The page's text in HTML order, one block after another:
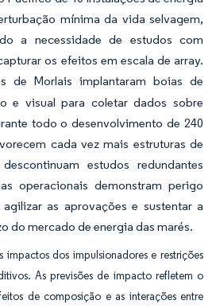
mínima da vida selvagem,
a necessidade de estudos com
os efeitos em escala de array.
de Morlais implantaram boias de
e visual para coletar dados sobre
todo o desenvolvimento de 240
cada vez mais estruturas de
estudos redundantes
operacionais demonstram perigo
as aprovações e sustentar a
do mercado de energia das marés.
impactos dos impulsionadores e restrições
As previsões de impacto refletem o
de composição e as interações entre